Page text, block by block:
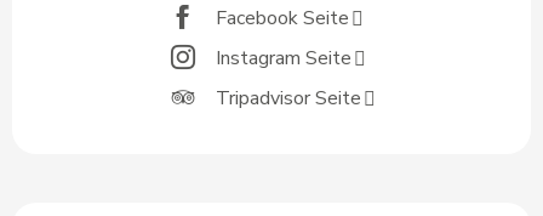
Facebook Seite
Instagram Seite
Tripadvisor Seite